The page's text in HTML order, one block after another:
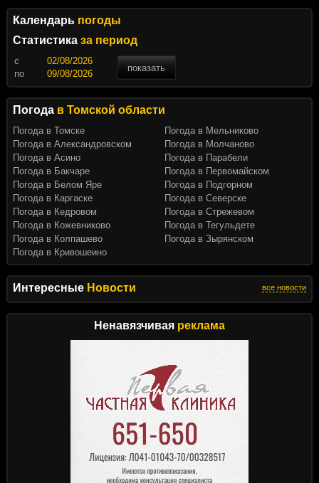
Интересные Новости все новости
Ненавязчивая реклама
Календарь погоды
Статистика за период
c
показать
по
Погода в Томской области
Погода в Томске
Погода в Александровском
Погода в Асино
Погода в Бакчаре
Погода в Белом Яре
Погода в Каргаске
Погода в Кедровом
Погода в Кожевниково
Погода в Колпашево
Погода в Кривошеино
Погода в Мельниково
Погода в Молчаново
Погода в Парабели
Погода в Первомайском
Погода в Подгорном
Погода в Северске
Погода в Стрежевом
Погода в Тегульдете
Погода в Зырянском